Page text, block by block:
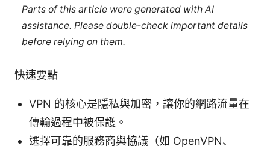
Parts of this article were generated with AI
assistance. Please double-check important details
before relying on them.
快速要點
VPN 的核心是隱私與加密，讓你的網路流量在
傳輸過程中被保護。
選擇可靠的服務商與協議（如 OpenVPN、